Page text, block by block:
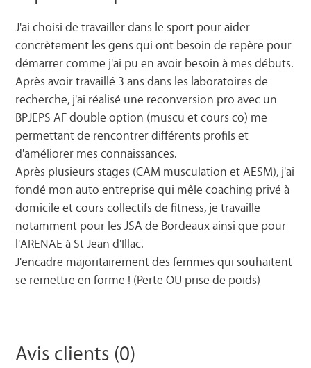
J'ai choisi de travailler dans le sport pour aider
concrètement les gens qui ont besoin de repère pour
démarrer comme j'ai pu en avoir besoin à mes débuts.
Après avoir travaillé 3 ans dans les laboratoires de
recherche, j'ai réalisé une reconversion pro avec un
BPJEPS AF double option (muscu et cours co) me
permettant de rencontrer différents profils et
d'améliorer mes connaissances.
Après plusieurs stages (CAM musculation et AESM), j'ai
fondé mon auto entreprise qui mêle coaching privé à
domicile et cours collectifs de fitness, je travaille
notamment pour les JSA de Bordeaux ainsi que pour
l'ARENAE à St Jean d'Illac.
J'encadre majoritairement des femmes qui souhaitent
se remettre en forme ! (Perte OU prise de poids)
Avis clients (0)